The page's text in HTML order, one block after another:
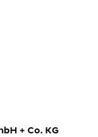
+ Co. KG